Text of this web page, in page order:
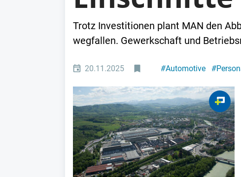
Trotz Investitionen plant MAN den
wegfallen. Gewerkschaft und
20.11.2025 #Automotive #